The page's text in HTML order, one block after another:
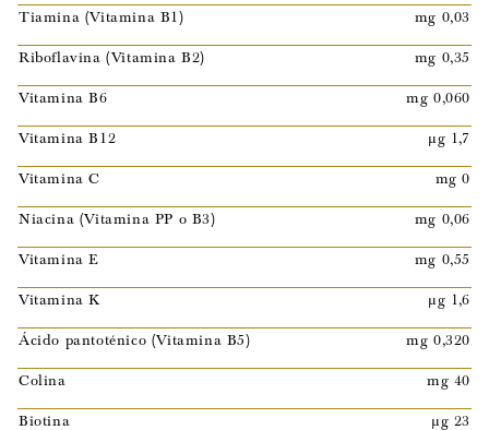
Tiamina (Vitamina B1)
mg 0,03
Riboflavina (Vitamina B2)
mg 0,35
Vitamina B6
mg 0,060
Vitamina B12
µg 1,7
Vitamina C
mg 0
Niacina (Vitamina PP o B3)
mg 0,06
Vitamina E
mg 0,55
Vitamina K
µg 1,6
Ácido pantoténico (Vitamina B5)
mg 0,320
Colina
mg 40
Biotina
µg 23